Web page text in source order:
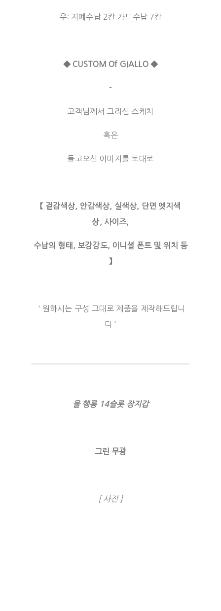
우: 지폐수납 2칸 카드수납 7칸
◆ CUSTOM Of GIALLO ◆
-
고객님께서 그리신 스케치
혹은
들고오신 이미지를 토대로
【 겉감색상, 안감색상, 실색상, 단면 엣지색
상, 사이즈,
수납의 형태, 보강강도, 이니셜 폰트 및 위치 등
】
' 원하시는 구성 그대로 제품을 제작해드립니
다 '
올 헹롱 14슬롯 장지갑
그린 무광
[ 사진 ]